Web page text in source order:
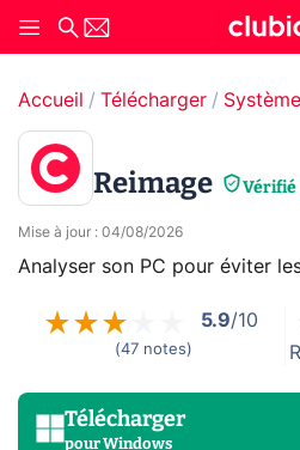
Accueil Télécharger
Reimage Vérifié
Mise à jour : 04/08/2026
Analyser son PC pour éviter
5.9/10
(47 notes)
Télécharger
pourWindows